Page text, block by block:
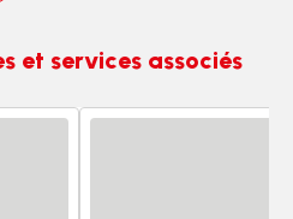
et services associés